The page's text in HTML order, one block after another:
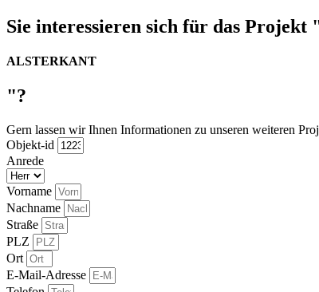
Sie interessieren sich für das Projekt
ALSTERKANT
"?
Gern lassen wir Ihnen Informationen zu unseren weiteren
Objekt-id
Anrede
Vorname
Nachname
Straße
PLZ
Ort
E-Mail-Adresse